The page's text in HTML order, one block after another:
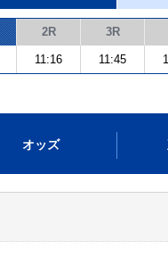
2R 3R
11:16 11:45
オッズ